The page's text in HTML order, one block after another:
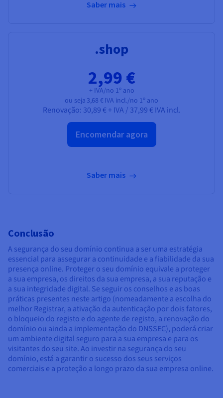
Saber mais
.shop
2,99 €
+ IVA/no 1º ano
ou seja 3,68 € IVA incl./no 1º ano
Renovação: 30,89 € + IVA/ 37,99 € IVA incl.
Encomendar agora
Saber mais
Conclusão
A segurança do seu domínio continua a ser uma estratégia
essencial para assegurar a continuidade e a fiabilidade da sua
presença online. Proteger o seu domínio equivale a proteger
a sua empresa, os direitos da sua empresa, a sua reputação e
a sua integridade digital. Se seguir os conselhos e as boas
práticas presentes neste artigo (nomeadamente a escolha do
melhor Registrar, a ativação da autenticação por dois fatores,
o bloqueio do registo e do agente de registo, a renovação do
domínio ou ainda a implementação do DNSSEC), poderá criar
um ambiente digital seguro para a sua empresa e para os
visitantes do seu site. Ao investir na segurança do seu
domínio, está a garantir o sucesso dos seus serviços
comerciais e a proteção a longo prazo da sua empresa online.